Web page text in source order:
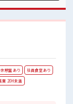
休憩室あり
社員食堂あり
業 20H未満